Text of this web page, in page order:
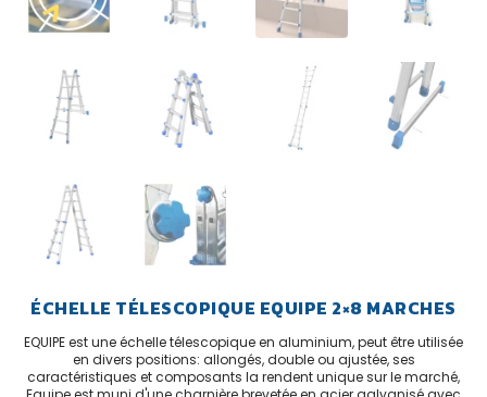
ÉCHELLE TÉLESCOPIQUE EQUIPE 2×8 MARCHES
EQUIPE est une échelle télescopique en aluminium, peut être utilisée
en divers positions: allongés, double ou ajustée, ses
caractéristiques et composants la rendent unique sur le marché,